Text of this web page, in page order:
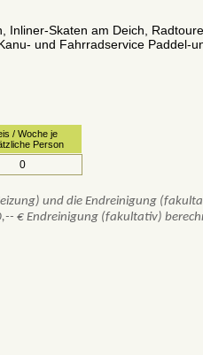
Inliner-Skaten am Deich,
und Fahrradservice Paddel-
/ Woche je
Person
0
und die Endreinigung
€ Endreinigung (fakultativ)